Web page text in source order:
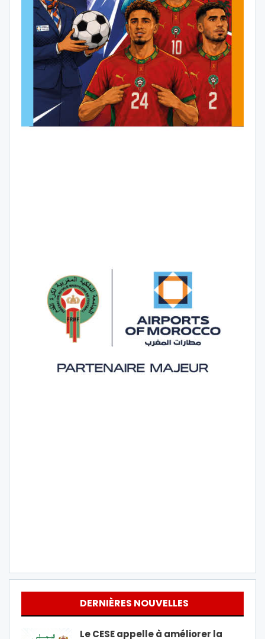
DERNIÈRES NOUVELLES
Le CESE appelle à améliorer la